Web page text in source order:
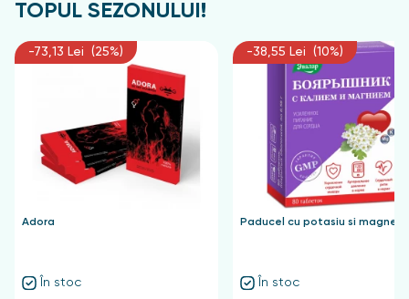
TOPUL SEZONULUI!
-73,13 Lei (25%)
Adora
În stoc
-38,55 Lei (10%)
Paducel cu potasiu si
În stoc